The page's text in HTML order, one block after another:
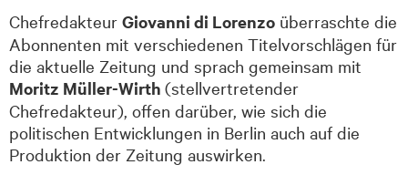
Chefredakteur Giovanni di Lorenzo überraschte die
Abonnenten mit verschiedenen Titelvorschlägen für
die aktuelle Zeitung und sprach gemeinsam mit
Moritz Müller-Wirth (stellvertretender
Chefredakteur), offen darüber, wie sich die
politischen Entwicklungen in Berlin auch auf die
Produktion der Zeitung auswirken.